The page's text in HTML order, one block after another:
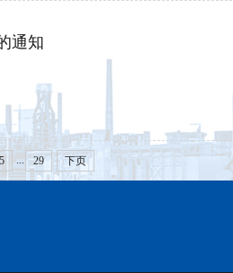
通知
5 ... 29 下页